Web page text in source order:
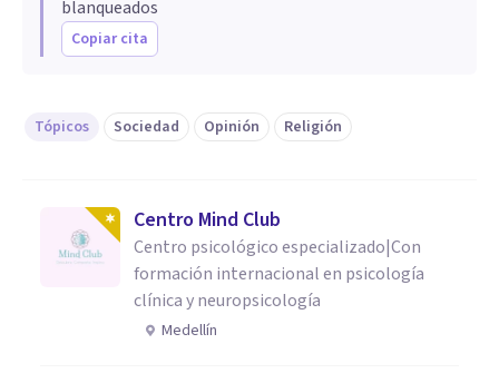
blanqueados
Copiar cita
Tópicos Sociedad Opinión Religión
Centro Mind Club
Centro psicológico especializado|Con
formación internacional en psicología
clínica y neuropsicología
Medellín